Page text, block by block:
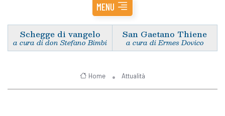
MENU
Schegge di vangelo
a cura di don Stefano Bimbi
San Gaetano Thiene
a cura di Ermes Dovico
Home Attualità